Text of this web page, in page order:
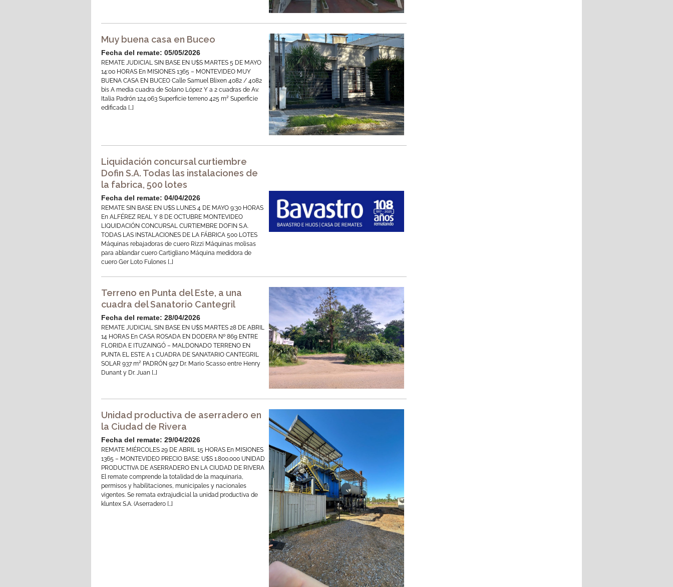
Muy buena casa en Buceo
Fecha del remate: 05/05/2026
REMATE JUDICIAL SIN BASE EN U$S MARTES 5 DE MAYO
14:00 HORAS En MISIONES 1365 – MONTEVIDEO MUY
BUENA CASA EN BUCEO Calle Samuel Blixen 4082 / 4082
bis A media cuadra de Solano López Y a 2 cuadras de Av.
Italia Padrón 124.063 Superficie terreno 425 m² Superficie
edificada […]
Liquidación concursal curtiembre
Dofin S.A. Todas las instalaciones de
la fabrica, 500 lotes
Fecha del remate: 04/04/2026
REMATE SIN BASE EN U$S LUNES 4 DE MAYO 9:30 HORAS
En ALFÉREZ REAL Y 8 DE OCTUBRE MONTEVIDEO
LIQUIDACIÓN CONCURSAL CURTIEMBRE DOFIN S.A.
TODAS LAS INSTALACIONES DE LA FÁBRICA 500 LOTES
Máquinas rebajadoras de cuero Rizzi Máquinas molisas
para ablandar cuero Cartigliano Máquina medidora de
cuero Ger Loto Fulones […]
Terreno en Punta del Este, a una
cuadra del Sanatorio Cantegril
Fecha del remate: 28/04/2026
REMATE JUDICIAL SIN BASE EN U$S MARTES 28 DE ABRIL
14 HORAS En CASA ROSADA EN DODERA Nº 869 ENTRE
FLORIDA E ITUZAINGÓ – MALDONADO TERRENO EN
PUNTA EL ESTE A 1 CUADRA DE SANATARIO CANTEGRIL
SOLAR 937 m² PADRÓN 927 Dr. Mario Scasso entre Henry
Dunant y Dr. Juan […]
Unidad productiva de aserradero en
la Ciudad de Rivera
Fecha del remate: 29/04/2026
REMATE MIÉRCOLES 29 DE ABRIL 15 HORAS En MISIONES
1365 – MONTEVIDEO PRECIO BASE: U$S 1.800.000 UNIDAD
PRODUCTIVA DE ASERRADERO EN LA CIUDAD DE RIVERA
El remate comprende la totalidad de la maquinaria,
permisos y habilitaciones, municipales y nacionales
vigentes. Se remata extrajudicial la unidad productiva de
kluntex S.A. (Aserradero […]